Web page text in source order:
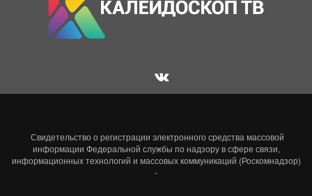
Свидетельство о регистрации электронного средства массовой
информации Федеральной службы по надзору в сфере связи,
информационных технологий и массовых коммуникаций (Роскомнадзор)
-